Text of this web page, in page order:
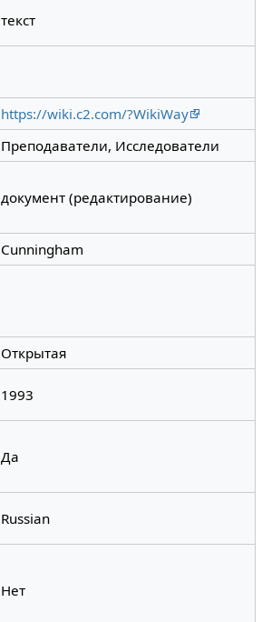
текст
https://wiki.c2.com/?WikiWay
Преподаватели, Исследователи
документ (редактирование)
Cunningham
Открытая
1993
Да
Russian
Нет